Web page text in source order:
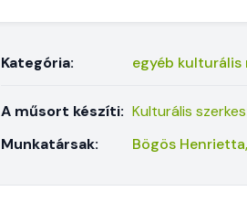
Kategória: egyéb kulturális
A műsort készíti: Kulturális
Munkatársak:
Bögös Henrietta,